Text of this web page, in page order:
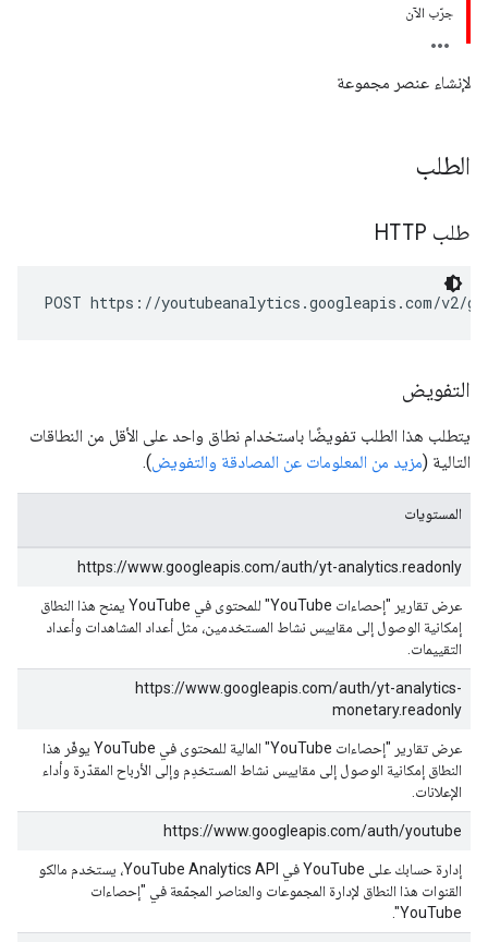
جرّب الآن
لإنشاء عنصر مجموعة
الطلب
طلب HTTP
POST https://youtubeanalytics.googleapis.com/v2/
التفويض
يتطلب هذا الطلب تفويضًا باستخدام نطاق واحد على الأقل من النطاقات
التالية (مزيد من المعلومات عن المصادقة والتفويض).
المستويات
https://www.googleapis.com/auth/yt-analytics.readonly
عرض تقارير "إحصاءات YouTube" للمحتوى في YouTube يمنح هذا النطاق
إمكانية الوصول إلى مقاييس نشاط المستخدمين، مثل أعداد المشاهدات وأعداد
التقييمات.
https://www.googleapis.com/auth/yt-analytics-
monetary.readonly
عرض تقارير "إحصاءات YouTube" المالية للمحتوى في YouTube يوفّر هذا
النطاق إمكانية الوصول إلى مقاييس نشاط المستخدِم وإلى الأرباح المقدّرة وأداء
الإعلانات.
https://www.googleapis.com/auth/youtube
إدارة حسابك على YouTube في YouTube Analytics API، يستخدم مالكو
القنوات هذا النطاق لإدارة المجموعات والعناصر المجمّعة في "إحصاءات
YouTube".